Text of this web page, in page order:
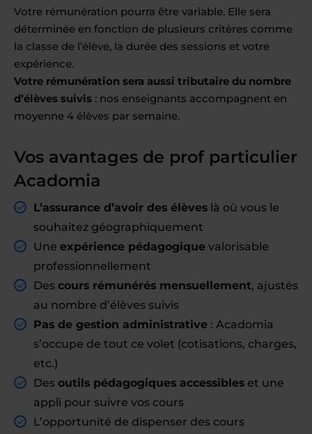
Votre rémunération pourra être variable. Elle sera
déterminée en fonction de plusieurs critères comme
la classe de l’élève, la durée des sessions et votre
expérience.
Votre rémunération sera aussi tributaire du nombre
d’élèves suivis : nos enseignants accompagnent en
moyenne 4 élèves par semaine.
Vos avantages de prof particulier
Acadomia
L’assurance d’avoir des élèves là où vous le
souhaitez géographiquement
Une expérience pédagogique valorisable
professionnellement
Des cours rémunérés mensuellement, ajustés
au nombre d’élèves suivis
Pas de gestion administrative : Acadomia
s’occupe de tout ce volet (cotisations, charges,
etc.)
Des outils pédagogiques accessibles et une
appli pour suivre vos cours
L’opportunité de dispenser des cours